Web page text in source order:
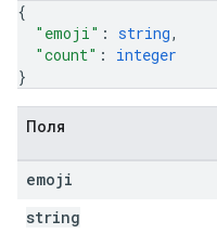
{
"emoji" : string,
"count" : integer
}
Поля
emoji
string